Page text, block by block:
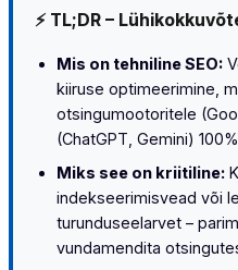
⚡ TL;DR –
Mis on tehniline SEO:
kiiruse optimeerimine,
otsingumootoritele
(ChatGPT, Gemini)
Miks see on kriitiline:
indekseerimisvead või
turunduseelarvet –
vundamendita